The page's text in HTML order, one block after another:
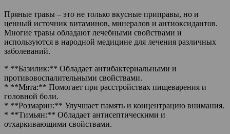
Пряные травы – это не только вкусные приправы, но и
ценный источник витаминов, минералов и антиоксидантов.
Многие травы обладают лечебными свойствами и
используются в народной медицине для лечения различных
заболеваний.
* **Базилик:** Обладает антибактериальными и
противовоспалительными свойствами.
* **Мята:** Помогает при расстройствах пищеварения и
головной боли.
* **Розмарин:** Улучшает память и концентрацию внимания.
* **Тимьян:** Обладает антисептическими и
отхаркивающими свойствами.